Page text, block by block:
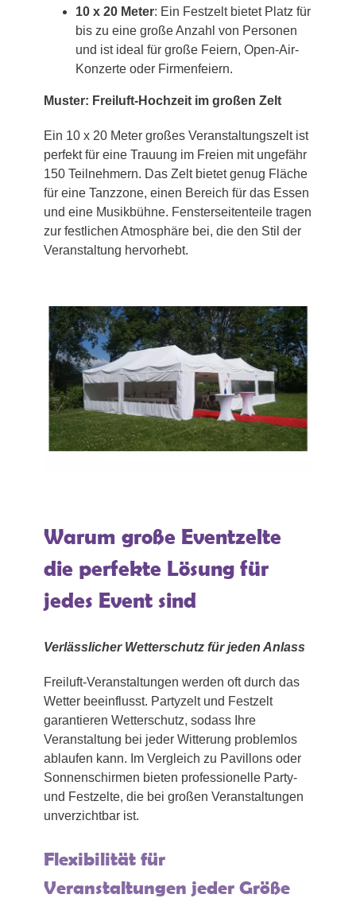
10 x 20 Meter: Ein Festzelt bietet Platz für
bis zu eine große Anzahl von Personen
und ist ideal für große Feiern, Open-Air-
Konzerte oder Firmenfeiern.
Muster: Freiluft-Hochzeit im großen Zelt
Ein 10 x 20 Meter großes Veranstaltungszelt ist
perfekt für eine Trauung im Freien mit ungefähr
150 Teilnehmern. Das Zelt bietet genug Fläche
für eine Tanzzone, einen Bereich für das Essen
und eine Musikbühne. Fensterseitenteile tragen
zur festlichen Atmosphäre bei, die den Stil der
Veranstaltung hervorhebt.
Warum große Eventzelte
die perfekte Lösung für
jedes Event sind
Verlässlicher Wetterschutz für jeden Anlass
Freiluft-Veranstaltungen werden oft durch das
Wetter beeinflusst. Partyzelt und Festzelt
garantieren Wetterschutz, sodass Ihre
Veranstaltung bei jeder Witterung problemlos
ablaufen kann. Im Vergleich zu Pavillons oder
Sonnenschirmen bieten professionelle Party-
und Festzelte, die bei großen Veranstaltungen
unverzichtbar ist.
Flexibilität für
Veranstaltungen jeder Größe